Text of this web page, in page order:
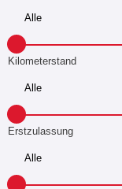
Kilometerstand
Erstzulassung